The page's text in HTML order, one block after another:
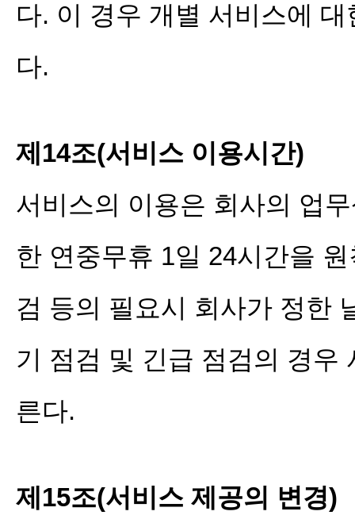
다. 이 경우 개별 서비스에
다.
제14조(서비스 이용시간)
서비스의 이용은 회사의 업
한 연중무휴 1일 24시간을
검 등의 필요시 회사가 정한
기 점검 및 긴급 점검의 경우
른다.
제15조(서비스 제공의 변경)